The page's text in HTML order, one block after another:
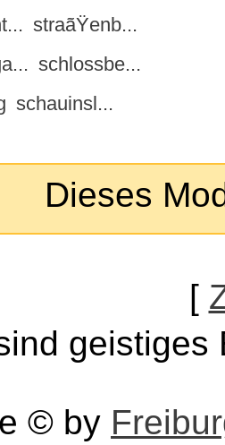
straãŸenb...
schlossbe...
schauinsl...
Dieses
[
© by